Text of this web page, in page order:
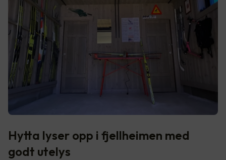
Hytta lyser opp i fjellheimen med
godt utelys